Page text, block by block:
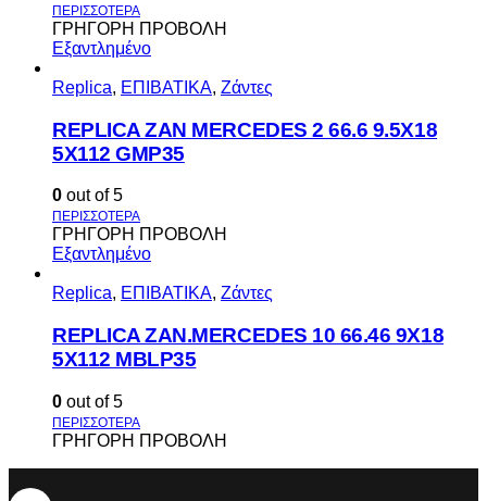
ΓΡΗΓΟΡΗ ΠΡΟΒΟΛΗ
Εξαντλημένο
Replica, ΕΠΙΒΑΤΙΚΑ, Ζάντες
REPLICA ZAN MERCEDES 2 66.6 9.5X18
5X112 GMP35
0 out of 5
ΓΡΗΓΟΡΗ ΠΡΟΒΟΛΗ
Εξαντλημένο
Replica, ΕΠΙΒΑΤΙΚΑ, Ζάντες
REPLICA ZAN.MERCEDES 10 66.46 9X18
5X112 MBLP35
0 out of 5
ΓΡΗΓΟΡΗ ΠΡΟΒΟΛΗ